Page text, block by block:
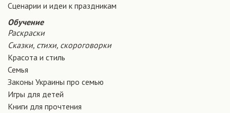
Сценарии и идеи к праздникам
Обучение
Раскраски
Сказки, стихи, скороговорки
Красота и стиль
Семья
Законы Украины про семью
Игры для детей
Книги для прочтения